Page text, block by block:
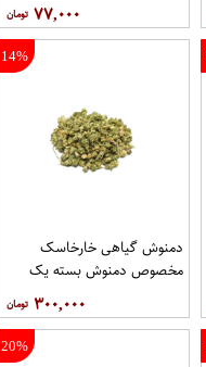
۷۷,۰۰۰
14%
دمنوش گیاهی خارخاسک
مخصوص دمنوش بسته یک
۳۰۰,۰۰۰
20%